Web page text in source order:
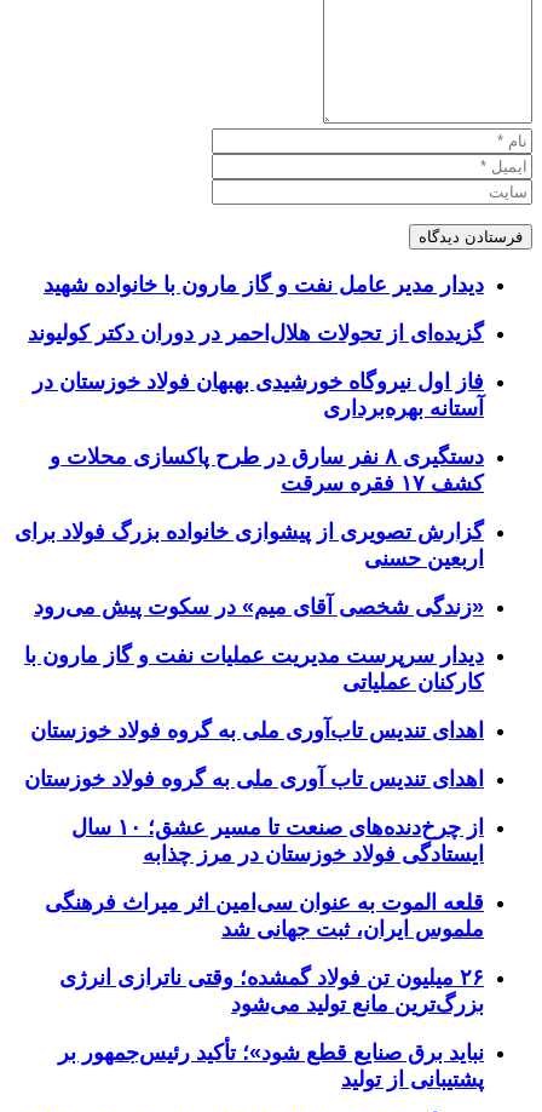
دیدار مدیر عامل نفت و گاز مارون با خانواده شهید
گزیده‌ای از تحولات هلال‌احمر در دوران دکتر کولیوند
فاز اول نیروگاه خورشیدی بهبهان فولاد خوزستان در
آستانه بهره‌برداری
دستگیری ۸ نفر سارق در طرح پاکسازی محلات و
کشف ۱۷ فقره سرقت
گزارش تصویری از پیشوازی خانواده بزرگ فولاد برای
اربعین حسنی
«زندگی شخصی آقای میم» در سکوت پیش می‌رود
دیدار سرپرست مدیریت عملیات نفت و گاز مارون با
کارکنان عملیاتی
اهدای تندیس تاب‌آوری ملی به گروه فولاد خوزستان
اهدای تندیس تاب آوری ملی به گروه فولاد خوزستان
از چرخ‌دنده‌های صنعت تا مسیر عشق؛ ۱۰ سال
ایستادگی فولاد خوزستان در مرز چذابه
قلعه الموت به عنوان سی‌امین اثر میراث‌ فرهنگی
ملموس ایران، ثبت جهانی شد
۲۶ میلیون تن فولاد گمشده؛ وقتی ناترازی انرژی
بزرگ‌ترین مانع تولید می‌شود
نباید برق صنایع قطع شود»؛ تأکید رئیس‌جمهور بر
پشتیبانی از تولید